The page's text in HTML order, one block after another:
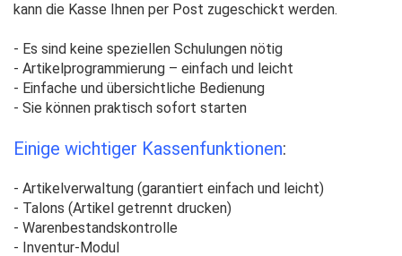
kann die Kasse Ihnen per Post zugeschickt werden.
- Es sind keine speziellen Schulungen nötig
- Artikelprogrammierung – einfach und leicht
- Einfache und übersichtliche Bedienung
- Sie können praktisch sofort starten
Einige wichtiger Kassenfunktionen:
- Artikelverwaltung (garantiert einfach und leicht)
- Talons (Artikel getrennt drucken)
- Warenbestandskontrolle
- Inventur-Modul